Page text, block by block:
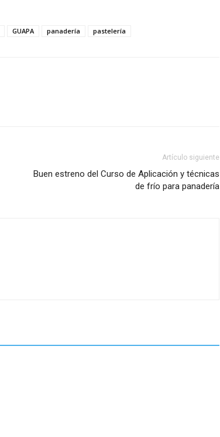
GUAPA panadería pastelería
Artículo siguiente
Buen estreno del Curso de Aplicación y técnicas
de frío para panadería